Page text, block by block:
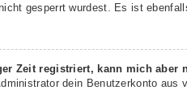
gesperrt wurdest. Es ist
Zeit registriert, kann mich aber
dein Benutzerkonto aus